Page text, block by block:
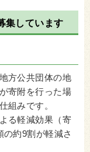
集しています
方公共団体の地
寄附を行った場
組みです。
る軽減効果（寄
約9割が軽減さ